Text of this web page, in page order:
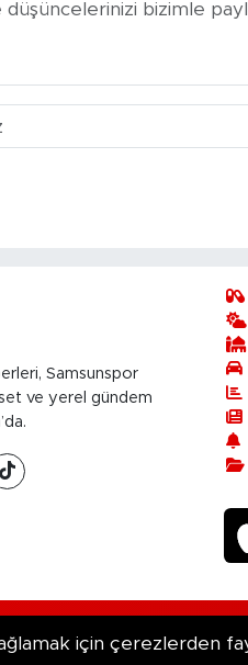
Samsunspor
ve yerel gündem
2026. Her hakkı saklıdır.
için çerezlerden